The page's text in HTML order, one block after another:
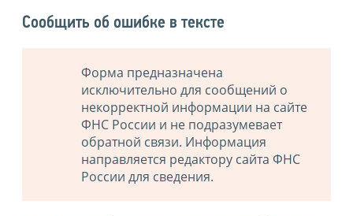
Сообщить об ошибке в тексте
Форма предназначена
исключительно для сообщений о
некорректной информации на сайте
ФНС России и не подразумевает
обратной связи. Информация
направляется редактору сайта ФНС
России для сведения.